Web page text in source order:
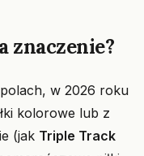
znaczenie?
w 2026 roku
kolorowe lub z
(jak Triple Track